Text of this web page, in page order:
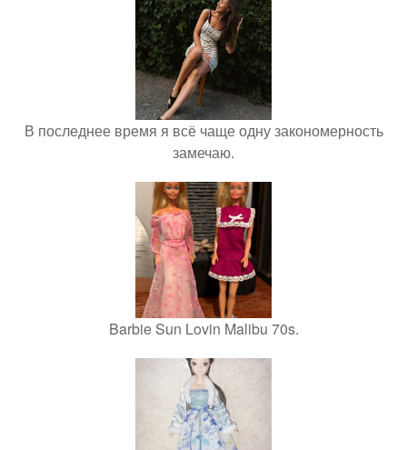
В последнее время я всё чаще одну закономерность
замечаю.
Barbie Sun Lovin Malibu 70s.